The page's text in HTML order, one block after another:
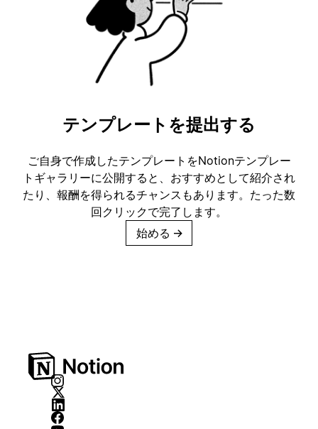
テンプレートを提出する
ご自身で作成したテンプレートをNotionテンプレー
トギャラリーに公開すると、おすすめとして紹介され
たり、報酬を得られるチャンスもあります。たった数
回クリックで完了します。
始める →